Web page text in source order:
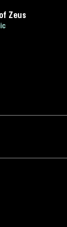
Zeus